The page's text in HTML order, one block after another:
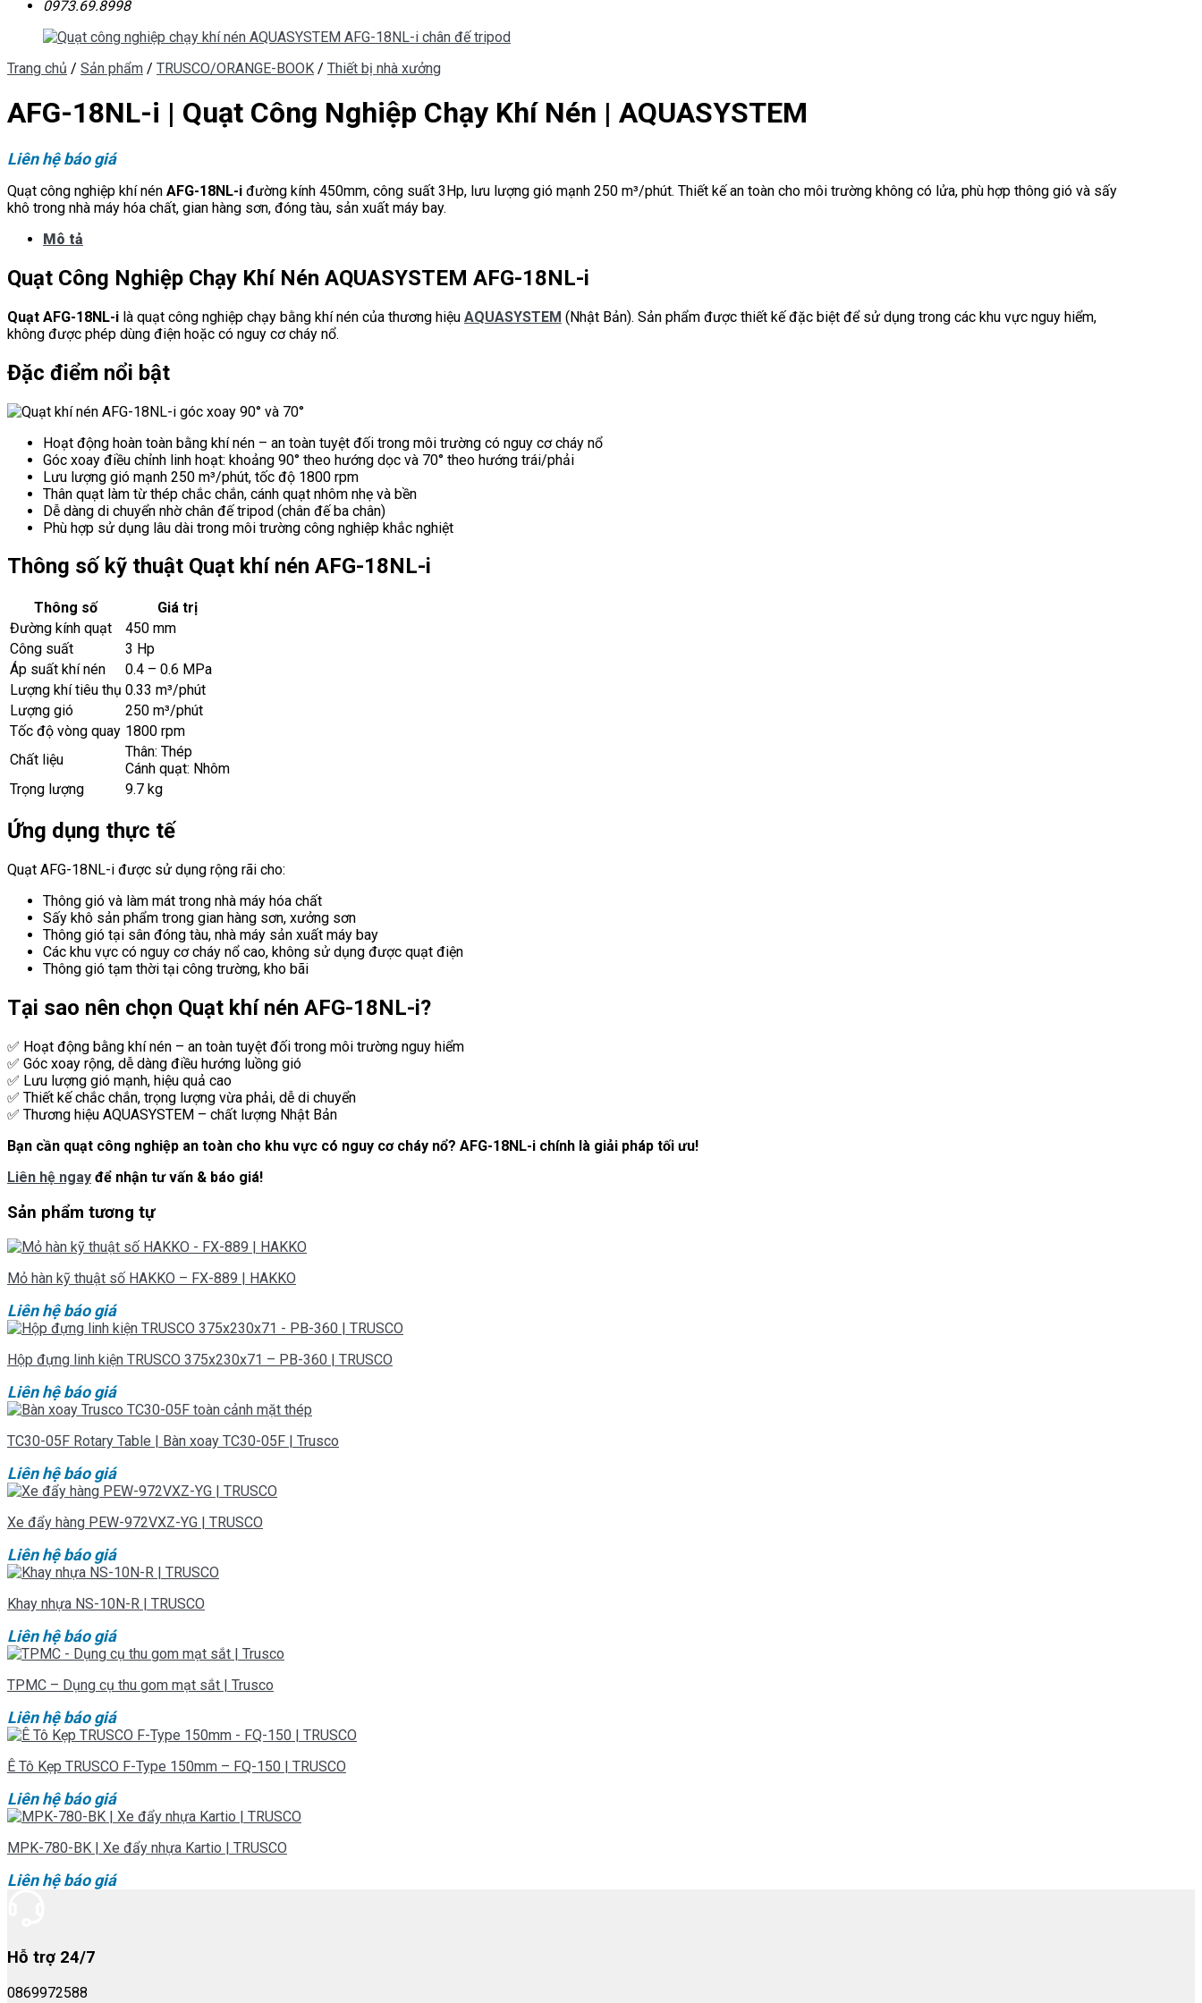
0973.69.8998
Trang chủ / Sản phẩm / TRUSCO/ORANGE-BOOK / Thiết bị nhà xưởng
AFG-18NL-i | Quạt Công Nghiệp Chạy Khí Nén | AQUASYSTEM
Liên hệ báo giá
Quạt công nghiệp khí nén AFG-18NL-i đường kính 450mm, công suất 3Hp, lưu lượng gió mạnh 250 m³/phút. Thiết kế an toàn cho môi trường không có lửa, phù hợp thông gió và sấy
khô trong nhà máy hóa chất, gian hàng sơn, đóng tàu, sản xuất máy bay.
Mô tả
Quạt Công Nghiệp Chạy Khí Nén AQUASYSTEM AFG-18NL-i
Quạt AFG-18NL-i là quạt công nghiệp chạy bằng khí nén của thương hiệu AQUASYSTEM (Nhật Bản). Sản phẩm được thiết kế đặc biệt để sử dụng trong các khu vực nguy hiểm,
không được phép dùng điện hoặc có nguy cơ cháy nổ.
Đặc điểm nổi bật
Hoạt động hoàn toàn bằng khí nén – an toàn tuyệt đối trong môi trường có nguy cơ cháy nổ
Góc xoay điều chỉnh linh hoạt: khoảng 90° theo hướng dọc và 70° theo hướng trái/phải
Lưu lượng gió mạnh 250 m³/phút, tốc độ 1800 rpm
Thân quạt làm từ thép chắc chắn, cánh quạt nhôm nhẹ và bền
Dễ dàng di chuyển nhờ chân đế tripod (chân đế ba chân)
Phù hợp sử dụng lâu dài trong môi trường công nghiệp khắc nghiệt
Thông số kỹ thuật Quạt khí nén AFG-18NL-i
Thông số
Giá trị
Đường kính quạt
450 mm
Công suất
3 Hp
Áp suất khí nén
0.4 – 0.6 MPa
Lượng khí tiêu thụ 0.33 m³/phút
Lượng gió
250 m³/phút
Tốc độ vòng quay 1800 rpm
Chất liệu
Thân: Thép
Cánh quạt: Nhôm
Trọng lượng
9.7 kg
Ứng dụng thực tế
Quạt AFG-18NL-i được sử dụng rộng rãi cho:
Thông gió và làm mát trong nhà máy hóa chất
Sấy khô sản phẩm trong gian hàng sơn, xưởng sơn
Thông gió tại sân đóng tàu, nhà máy sản xuất máy bay
Các khu vực có nguy cơ cháy nổ cao, không sử dụng được quạt điện
Thông gió tạm thời tại công trường, kho bãi
Tại sao nên chọn Quạt khí nén AFG-18NL-i?
✅ Hoạt động bằng khí nén – an toàn tuyệt đối trong môi trường nguy hiểm
✅ Góc xoay rộng, dễ dàng điều hướng luồng gió
✅ Lưu lượng gió mạnh, hiệu quả cao
✅ Thiết kế chắc chắn, trọng lượng vừa phải, dễ di chuyển
✅ Thương hiệu AQUASYSTEM – chất lượng Nhật Bản
Bạn cần quạt công nghiệp an toàn cho khu vực có nguy cơ cháy nổ? AFG-18NL-i chính là giải pháp tối ưu!
Liên hệ ngay để nhận tư vấn & báo giá!
Sản phẩm tương tự
Mỏ hàn kỹ thuật số HAKKO – FX-889 | HAKKO
Liên hệ báo giá
Hộp đựng linh kiện TRUSCO 375x230x71 – PB-360 | TRUSCO
Liên hệ báo giá
TC30-05F Rotary Table | Bàn xoay TC30-05F | Trusco
Liên hệ báo giá
Xe đẩy hàng PEW-972VXZ-YG | TRUSCO
Liên hệ báo giá
Khay nhựa NS-10N-R | TRUSCO
Liên hệ báo giá
TPMC – Dụng cụ thu gom mạt sắt | Trusco
Liên hệ báo giá
Ê Tô Kẹp TRUSCO F-Type 150mm – FQ-150 | TRUSCO
Liên hệ báo giá
MPK-780-BK | Xe đẩy nhựa Kartio | TRUSCO
Liên hệ báo giá
Hỗ trợ 24/7
0869972588